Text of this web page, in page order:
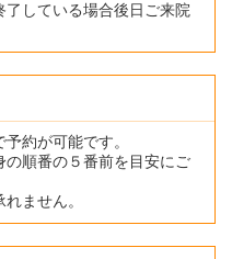
了している場合後日ご来院
約が可能です。
の順番の５番前を目安にご
ません。